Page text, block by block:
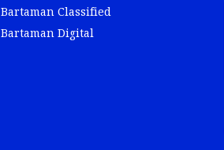
Bartaman Classified
Bartaman Digital